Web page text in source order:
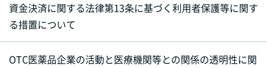
資金決済に関する法律第13条に基づく利用者保護等に関す
る措置について
OTC医薬品企業の活動と医療機関等との関係の透明性に関